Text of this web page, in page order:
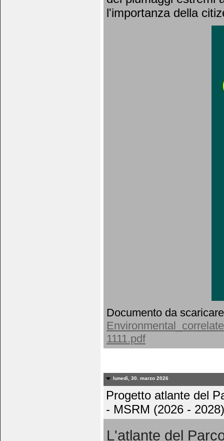
l'importanza della
Documento da
1111.pdf
lunedì, 30. marzo 2026
Progetto atlante del
- MSRM (2026 - 2028)
L'atlante del